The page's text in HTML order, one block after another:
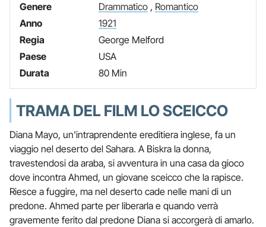
Genere
Drammatico, Romantico
Anno
1921
Regia
George Melford
Paese
USA
Durata
80 Min
TRAMA DEL FILM LO SCEICCO
Diana Mayo, un'intraprendente ereditiera inglese, fa un
viaggio nel deserto del Sahara. A Biskra la donna,
travestendosi da araba, si avventura in una casa da gioco
dove incontra Ahmed, un giovane sceicco che la rapisce.
Riesce a fuggire, ma nel deserto cade nelle mani di un
predone. Ahmed parte per liberarla e quando verrà
gravemente ferito dal predone Diana si accorgerà di amarlo.